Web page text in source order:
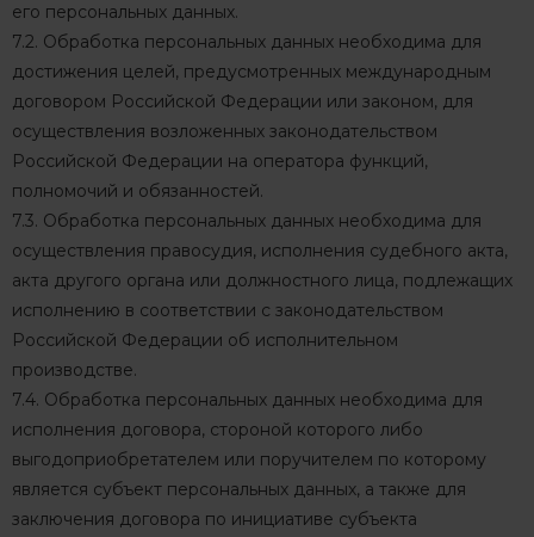
его персональных данных.
7.2. Обработка персональных данных необходима для
достижения целей, предусмотренных международным
договором Российской Федерации или законом, для
осуществления возложенных законодательством
Российской Федерации на оператора функций,
полномочий и обязанностей.
7.3. Обработка персональных данных необходима для
осуществления правосудия, исполнения судебного акта,
акта другого органа или должностного лица, подлежащих
исполнению в соответствии с законодательством
Российской Федерации об исполнительном
производстве.
7.4. Обработка персональных данных необходима для
исполнения договора, стороной которого либо
выгодоприобретателем или поручителем по которому
является субъект персональных данных, а также для
заключения договора по инициативе субъекта